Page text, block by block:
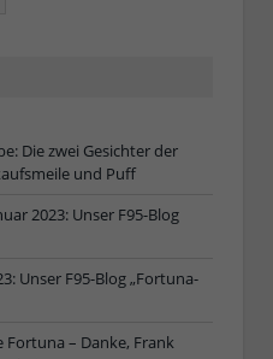
Die zwei Gesichter der
und Puff
2023: Unser F95-Blog
Unser F95-Blog „Fortuna-
Fortuna – Danke, Frank